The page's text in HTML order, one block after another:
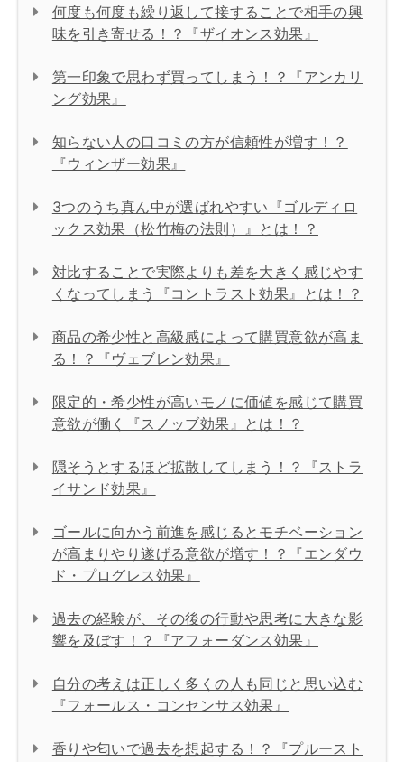
何度も何度も繰り返して接することで相手の興
味を引き寄せる！？『ザイオンス効果』
第一印象で思わず買ってしまう！？『アンカリ
ング効果』
知らない人の口コミの方が信頼性が増す！？
『ウィンザー効果』
3つのうち真ん中が選ばれやすい『ゴルディロ
ックス効果（松竹梅の法則）』とは！？
対比することで実際よりも差を大きく感じやす
くなってしまう『コントラスト効果』とは！？
商品の希少性と高級感によって購買意欲が高ま
る！？『ヴェブレン効果』
限定的・希少性が高いモノに価値を感じて購買
意欲が働く『スノッブ効果』とは！？
隠そうとするほど拡散してしまう！？『ストラ
イサンド効果』
ゴールに向かう前進を感じるとモチベーション
が高まりやり遂げる意欲が増す！？『エンダウ
ド・プログレス効果』
過去の経験が、その後の行動や思考に大きな影
響を及ぼす！？『アフォーダンス効果』
自分の考えは正しく多くの人も同じと思い込む
『フォールス・コンセンサス効果』
香りや匂いで過去を想起する！？『プルースト